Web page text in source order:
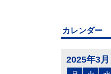
カレンダー
2025年3月